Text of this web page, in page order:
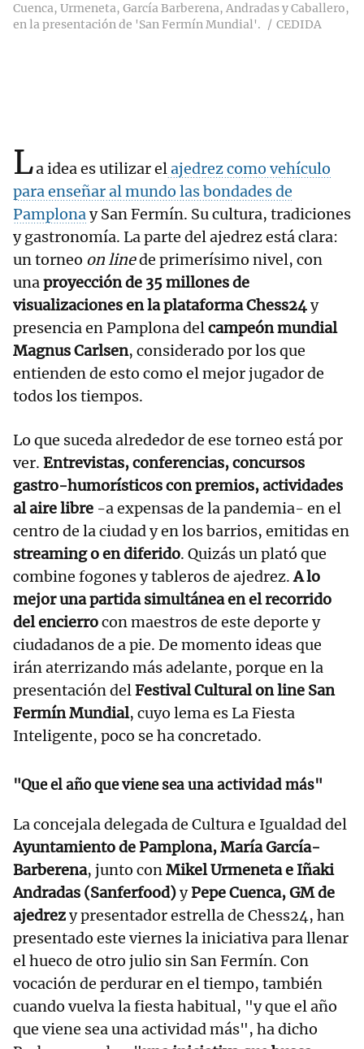
Cuenca, Urmeneta, García Barberena, Andradas y Caballero,
en la presentación de 'San Fermín Mundial'.
CEDIDA
La idea es utilizar elajedrez como vehículo
para enseñar al mundo las bondades de
Pamplonay San Fermín. Su cultura, tradiciones
y gastronomía. La parte del ajedrez está clara:
un torneo on linede primerísimo nivel, con
unaproyección de 35 millones de
visualizaciones en la plataforma Chess24y
presencia en Pamplona delcampeón mundial
Magnus Carlsen, considerado por los que
entienden de esto como el mejor jugador de
todos los tiempos.
Lo que suceda alrededor de ese torneo está por
ver. Entrevistas, conferencias, concursos
gastro-humorísticos con premios, actividades
al aire libre -a expensas de la pandemia- en el
centro de la ciudad y en los barrios, emitidas en
streaming o en diferido. Quizás un plató que
combine fogones y tableros de ajedrez.A lo
mejor una partida simultánea en el recorrido
del encierrocon maestros de este deporte y
ciudadanos de a pie. De momento ideas que
irán aterrizando más adelante, porque en la
presentación delFestival Cultural on line San
Fermín Mundial, cuyo lema es La Fiesta
Inteligente, poco se ha concretado.
"Que el año que viene sea una actividad más"
La concejala delegada de Cultura e Igualdad del
Ayuntamiento de Pamplona, María García-
Barberena, junto conMikel Urmeneta e Iñaki
Andradas (Sanferfood)yPepe Cuenca, GM de
ajedrezy presentador estrella de Chess24, han
presentado este viernes la iniciativa para llenar
el hueco de otro julio sin San Fermín. Con
vocación de perdurar en el tiempo, también
cuando vuelva la fiesta habitual, "y que el año
que viene sea una actividad más", ha dicho